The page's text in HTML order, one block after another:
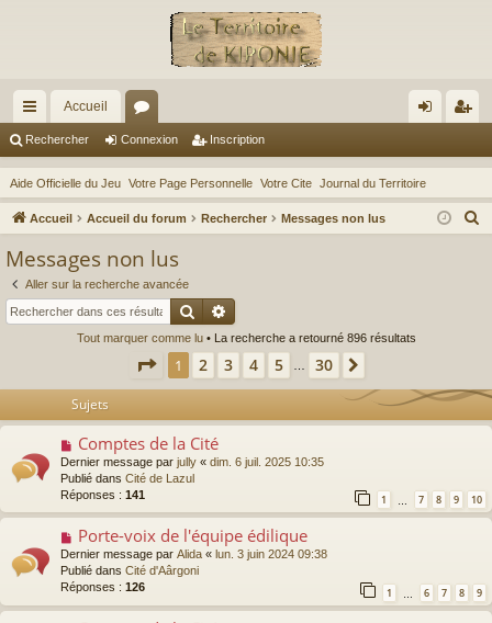
ac
co
ur
ci
s
Accueil
or
u
m
s
ne
xi
on
cri
pti
on
Rechercher Connexion Inscription
Aide Officielle du Jeu Votre Page Personnelle Votre Cite Journal du Territoire
Accueil Accueil du forum Rechercher Messages non lus
Messages non lus
Aller sur la recherche avancée
Rechercher
Tout marquer comme lu• La recherche a retourné 896 résultats
Page 1 sur 30
1 2 3 4 5 30
Sujets
N
u
v
e
a
m
e
s
s
Comptes de la Cité
Dernier message par jully « dim. 6 juil. 2025 10:35
Publié dans Cité de Lazul
Réponses : 141 1 … 7 8 9 10
N
u
v
e
a
Porte-voix de l'équipe édilique
Dernier message par Alida « lun. 3 juin 2024 09:38
Publié dans Cité d'Aârgoni
Réponses : 126 1 6 7 8 9